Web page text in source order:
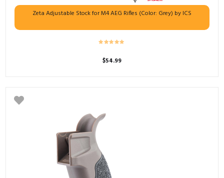
Zeta Adjustable Stock for M4 AEG Rifles (Color: Grey) by ICS
$54.99